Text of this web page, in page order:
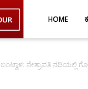
HOME
ಬಂಟ್ವಾಳ: ನೇತ್ರಾವತಿ ನದಿಯಲ್ಲಿ